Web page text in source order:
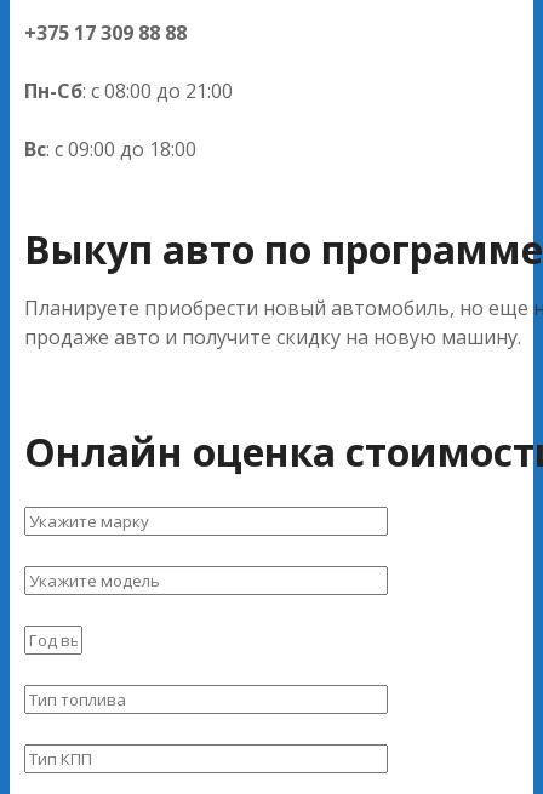
+375 17 309 88 88
Пн-Сб: с 08:00 до 21:00
Вс: с 09:00 до 18:00
Выкуп авто по
Планируете приобрести новый автомобиль, но еще
продаже авто и получите скидку на новую машину.
Онлайн оценка